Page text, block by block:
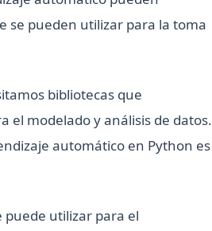
se pueden utilizar para la toma
bibliotecas que
el modelado y análisis de datos.
automático en Python es
puede utilizar para el